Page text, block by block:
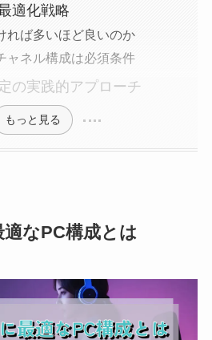
適化戦略
れば多いほど良いのか
ャネル構成は必須条件
の実践的アプローチ
もっと見る
なPC構成とは